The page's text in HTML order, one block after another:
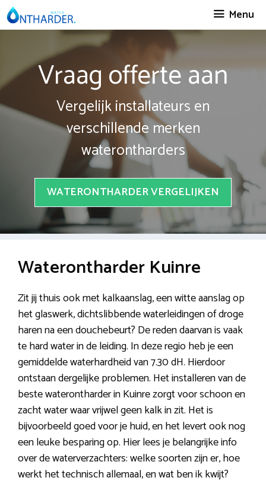
Spring
naar
Menu
Vraag offerte aan
Vergelijk installateurs en
verschillende merken
waterontharders
WATERONTHARDER VERGELIJKEN
Waterontharder Kuinre
Zit jij thuis ook met kalkaanslag, een witte aanslag op
het glaswerk, dichtslibbende waterleidingen of droge
haren na een douchebeurt? De reden daarvan is vaak
te hard water in de leiding. In deze regio heb je een
gemiddelde waterhardheid van 7.30 dH. Hierdoor
ontstaan dergelijke problemen. Het installeren van de
beste waterontharder in Kuinre zorgt voor schoon en
zacht water waar vrijwel geen kalk in zit. Het is
bijvoorbeeld goed voor je huid, en het levert ook nog
een leuke besparing op. Hier lees je belangrijke info
over de waterverzachters: welke soorten zijn er, hoe
werkt het technisch allemaal, en wat ben ik kwijt?